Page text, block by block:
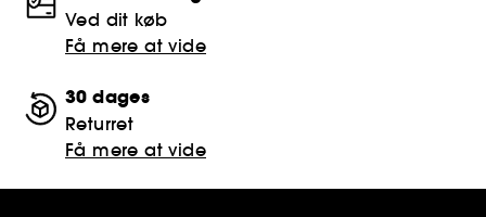
Ved dit køb
Få mere at vide
30 dages
Returret
Få mere at vide